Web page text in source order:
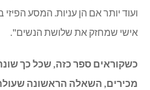
ועוד יותר אם הן עניות. המסע
אישי שמחזק את שלושת הנשים".
כשקוראים ספר כזה, שכל כך
מכירים, השאלה הראשונה